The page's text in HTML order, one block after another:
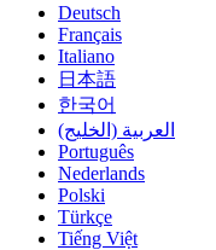
Deutsch
Français
Italiano
日本語
한국어
العربية (الخليج)
Português
Nederlands
Polski
Türkçe
Tiếng Việt